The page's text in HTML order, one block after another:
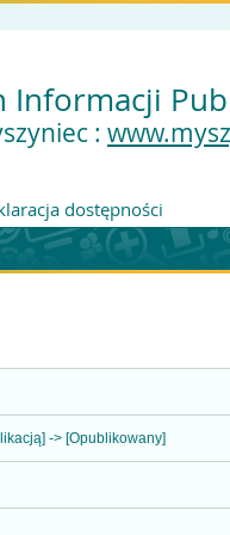
Informacji
:
dostępności
-> [Opublikowany]